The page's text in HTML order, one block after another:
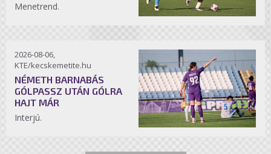
Menetrend.
2026-08-06,
KTE/kecskemetite.hu
NÉMETH BARNABÁS
GÓLPASSZ UTÁN GÓLRA
HAJT MÁR
Interjú.